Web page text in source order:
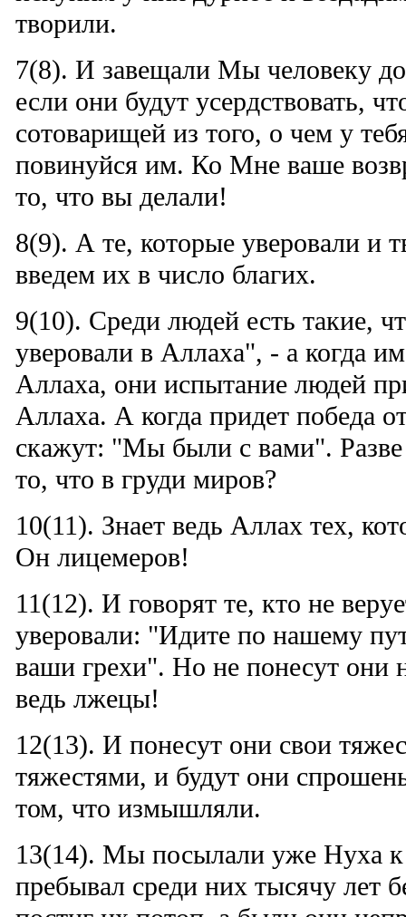
творили.
7(8). И завещали Мы человеку
если они будут усердствовать,
сотоварищей из того, о чем у
повинуйся им. Ко Мне ваше
то, что вы делали!
8(9). А те, которые уверовали и
введем их в число благих.
9(10). Среди людей есть такие,
уверовали в Аллаха", - а когда
Аллаха, они испытание людей
Аллаха. А когда придет победа
скажут: "Мы были с вами".
то, что в груди миров?
10(11). Знает ведь Аллах тех,
Он лицемеров!
11(12). И говорят те, кто не
уверовали: "Идите по нашему
ваши грехи". Но не понесут они
ведь лжецы!
12(13). И понесут они свои
тяжестями, и будут они
том, что измышляли.
13(14). Мы посылали уже Нуха к
пребывал среди них тысячу лет